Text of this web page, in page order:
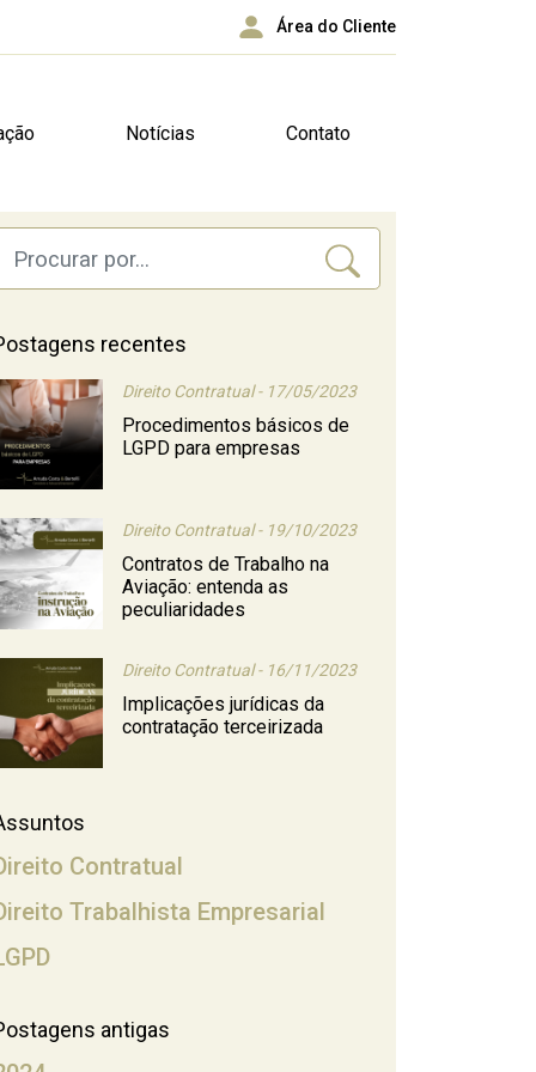
Área do Cliente
Notícias Contato
recentes
Direito Contratual - 17/05/2023
Procedimentos básicos de
LGPD para empresas
Direito Contratual - 19/10/2023
Contratos de Trabalho na
Aviação: entenda as
peculiaridades
Direito Contratual - 16/11/2023
Implicações jurídicas da
contratação terceirizada
Contratual
Trabalhista Empresarial
antigas